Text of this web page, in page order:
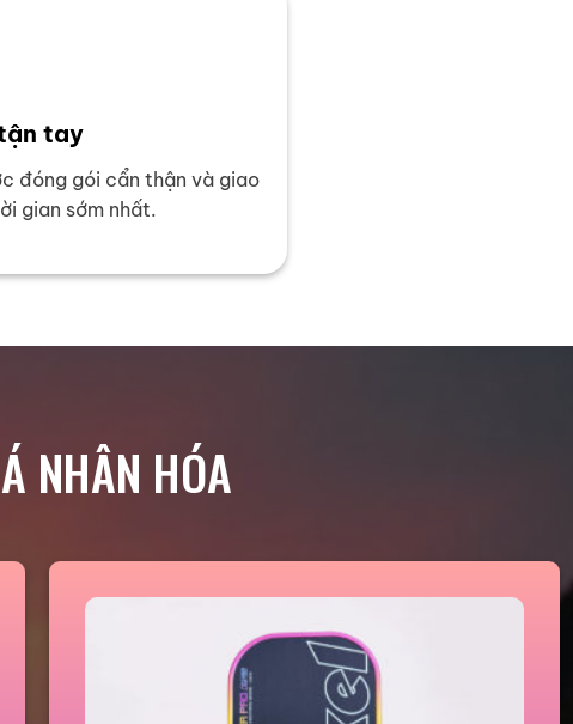
tay
đóng gói cẩn thận và giao
gian sớm nhất.
NHÂN HÓA